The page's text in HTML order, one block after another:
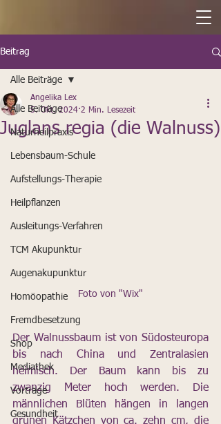
Beitrag
Alle Beiträge
Naturheilpraxis
Lebensbaum-Schule
Aufstellungs-Therapie
Heilpflanzen
Ausleitungs-Verfahren
TCM Akupunktur
Augenakupunktur
Homöopathie
Fremdbesetzung
Shop
Mediathek
Vorträge
Gesundheit
Alle Beiträge
Juglans regia (die Walnuss)
Angelika Lex
5. Okt. 2024 2 Min. Lesezeit
Foto von "Wix"
Der Walnussbaum ist von Südosteuropa
bis nach China und Zentralasien
heimisch. Der Baum kann bis zu
zwanzig Meter hoch werden. Die
männlichen Blüten hängen in langen
grünen Kätzchen von ca. zehn cm, die